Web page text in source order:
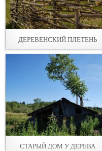
ДЕРЕВЕНСКИЙ ПЛЕТЕНЬ
СТАРЫЙ ДОМ У ДЕРЕВА